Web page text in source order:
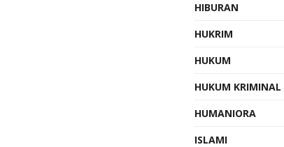
HIBURAN
HUKRIM
HUKUM
HUKUM KRIMINAL
HUMANIORA
ISLAMI